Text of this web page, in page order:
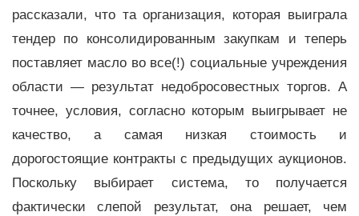
рассказали, что та организация, которая выиграла
тендер по консолидированным закупкам и теперь
поставляет масло во все(!) социальные учреждения
области — результат недобросовестных торгов. А
точнее, условия, согласно которым выигрывает не
качество, а самая низкая стоимость и
дорогостоящие контракты с предыдущих аукционов.
Поскольку выбирает система, то получается
фактически слепой результат, она решает, чем